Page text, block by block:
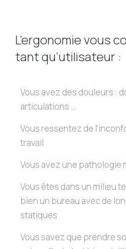
L’ergonomie vous
tant qu’utilisateur :
Vous avez des douleurs :
articulations …
Vous ressentez de
travail
Vous avez une pathologie
Vous êtes dans un milieu
bien un bureau avec de
statiques
Vous savez que prendre